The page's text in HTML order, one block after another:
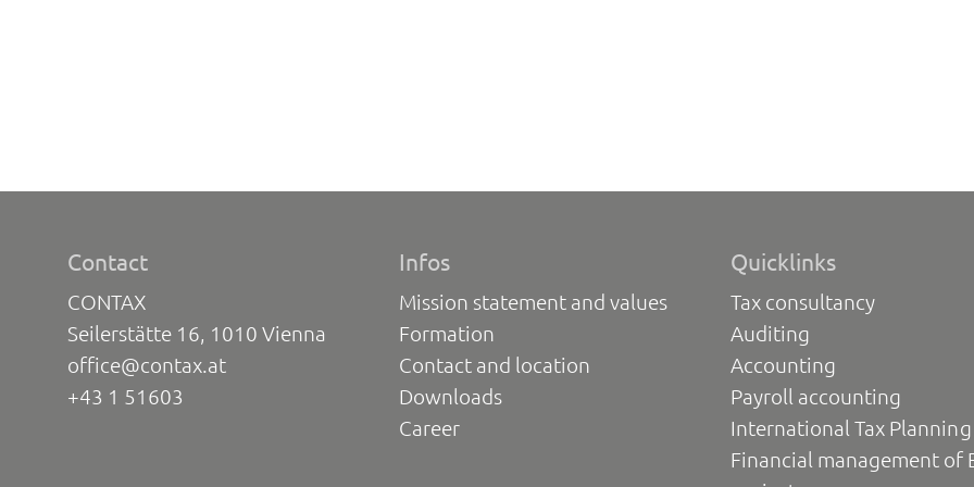
Contact
CONTAX
Seilerstätte 16, 1010 Vienna
office@contax.at
+43 1 51603
Infos
Mission statement and values
Formation
Contact and location
Downloads
Career
Quicklinks
Tax consultancy
Auditing
Accounting
Payroll accounting
International Tax Planning
Financial management of